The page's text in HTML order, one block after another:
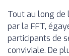
Tout au long de
par la FFT,
participants de
conviviale. De